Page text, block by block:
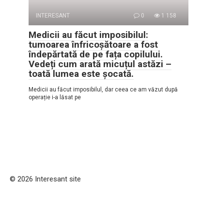
INTERESANT 0 1 158
Medicii au făcut imposibilul:
tumoarea înfricoșătoare a fost
îndepărtată de pe fața copilului.
Vedeți cum arată micuțul astăzi –
toată lumea este șocată.
Medicii au făcut imposibilul, dar ceea ce am văzut după
operație i-a lăsat pe
© 2026 Interesant site